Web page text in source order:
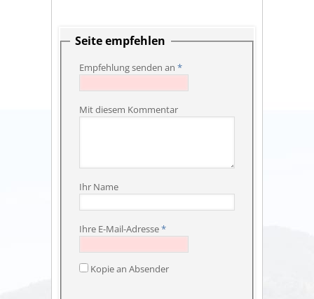
Seite empfehlen
Empfehlung senden an *
Mit diesem Kommentar
Ihr Name
Ihre E-Mail-Adresse*
Kopie an Absender